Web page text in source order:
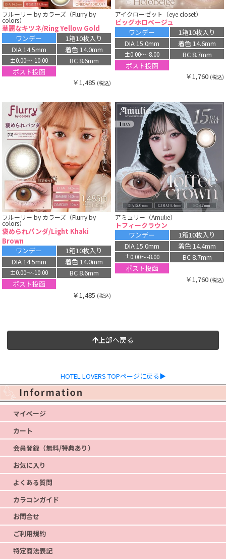
フルーリー by カラーズ（Flurry by
colors）
華麗なキツネ/Ring Yellow Gold
ワンデー
1箱10枚入り
DIA 14.5mm
着色 14.0mm
±0.00〜-10.00
BC 8.6mm
ポスト投函
￥1,485 (税込)
アイクローゼット（eye closet）
ビッグホロベージュ
ワンデー
1箱10枚入り
DIA 15.0mm
着色 14.6mm
±0.00〜-8.00
BC 8.7mm
ポスト投函
￥1,760 (税込)
フルーリー by カラーズ（Flurry by
colors）
褒められパンダ/Light Khaki
Brown
ワンデー
1箱10枚入り
DIA 14.5mm
着色 14.0mm
±0.00〜-10.00
BC 8.6mm
ポスト投函
￥1,485 (税込)
アミュリー（Amulie）
トフィークラウン
ワンデー
1箱10枚入り
DIA 15.0mm
着色 14.4mm
±0.00〜-8.00
BC 8.7mm
ポスト投函
￥1,760 (税込)
上部へ戻る
HOTEL LOVERS TOPページに戻る▶
マイページ
カート
会員登録（無料/特典あり）
お気に入り
よくある質問
カラコンガイド
お問合せ
ご利用規約
特定商法表記